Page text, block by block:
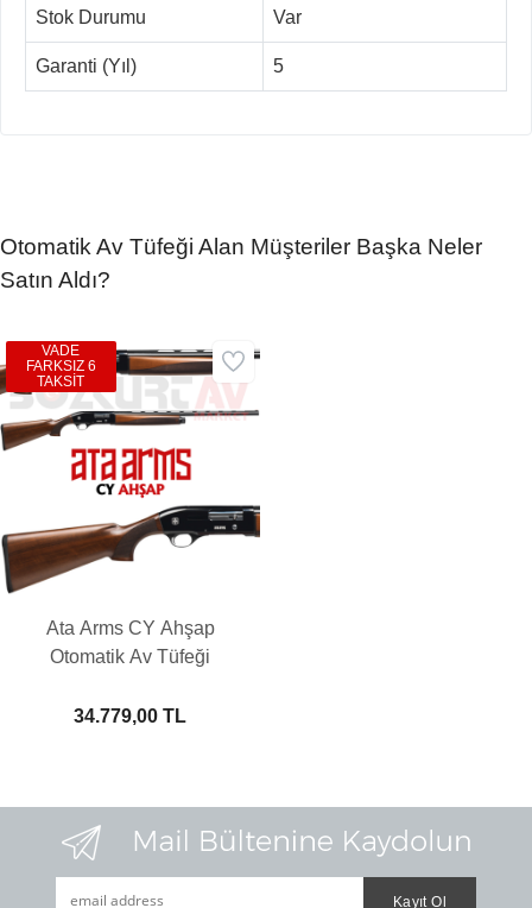
Stok Durumu Var
Garanti (Yıl) 5
Otomatik Av Tüfeği Alan Müşteriler Başka Neler
Satın Aldı?
Ata Arms CY Ahşap
Otomatik Av Tüfeği
34.779,00 TL
VADE
FARKSIZ 6
TAKSİT